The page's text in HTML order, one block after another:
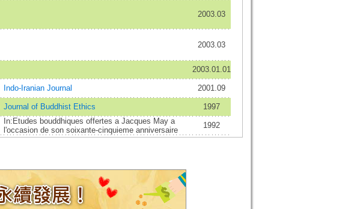
2003.03
2003.03
2003.01.01
Indo-Iranian Journal
2001.09
Journal of Buddhist Ethics 1997
In:Etudes bouddhiques offertes a Jacques May a
l'occasion de son soixante-cinquieme anniversaire
1992